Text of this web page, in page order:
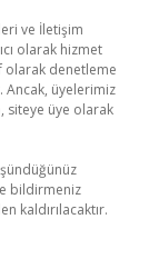
ve İletişim
olarak hizmet
olarak denetleme
Ancak, üyelerimiz
siteye üye olarak
bildirmeniz
kaldırılacaktır.